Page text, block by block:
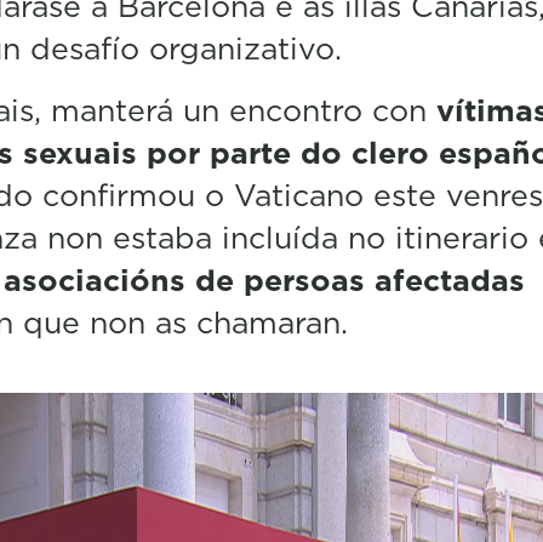
desafío organizativo.
manterá un encontro con
sexuais por parte do clero
confirmou o Vaticano este
non estaba incluída no itinerario
de persoas afectadas
que non as chamaran.